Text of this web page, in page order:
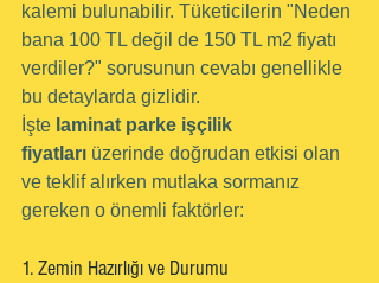
kalemi bulunabilir. Tüketicilerin "Neden
bana 100 TL değil de 150 TL m2 fiyatı
verdiler?" sorusunun cevabı genellikle
bu detaylarda gizlidir.
İşte laminat parke işçilik
fiyatları üzerinde doğrudan etkisi olan
ve teklif alırken mutlaka sormanız
gereken o önemli faktörler:
1. Zemin Hazırlığı ve Durumu